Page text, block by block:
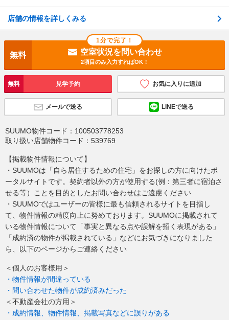
店舗の情報を詳しくみる
1分で完了！
無料 空室状況を問い合わせ
2項目のみ入力すればOK！
無料 見学予約 お気に入りに追加
メールで送る LINEで送る
SUUMO物件コード： 100503778253
取り扱い店舗物件コード： 539769
【掲載物件情報について】
・SUUMOは「自ら居住するための住宅」をお探しの方に向けたポ
ータルサイトです。契約者以外の方が使用する(例：第三者に宿泊さ
せる等）ことを目的としたお問い合わせはご遠慮ください
・SUUMOではユーザーの皆様に最も信頼されるサイトを目指し
て、物件情報の精度向上に努めております。SUUMOに掲載されて
いる物件情報について「事実と異なる点や誤解を招く表現がある」
「成約済の物件が掲載されている」などにお気づきになりました
ら、以下のページからご連絡ください
＜個人のお客様用＞
・物件情報が間違っている
・問い合わせた物件が成約済みだった
＜不動産会社の方用＞
・成約情報、物件情報、掲載写真などに誤りがある